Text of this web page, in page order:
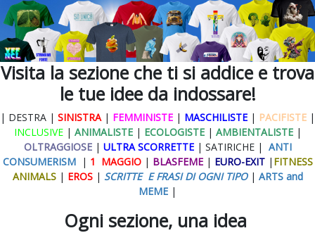
Visita la sezione che ti si addice e trova
le tue idee da indossare!
| DESTRA | SINISTRA| FEMMINISTE | MASCHILISTE | PACIFISTE |
INCLUSIVE| ANIMALISTE| ECOLOGISTE | AMBIENTALISTE|
OLTRAGGIOSE| ULTRA SCORRETTE | SATIRICHE | ANTI
CONSUMERISM | 1 MAGGIO| BLASFEME | EURO-EXIT| FITNESS
ANIMALS| EROS| SCRITTE E FRASI DI OGNI TIPO | ARTS and
MEME |
Ogni sezione, una idea